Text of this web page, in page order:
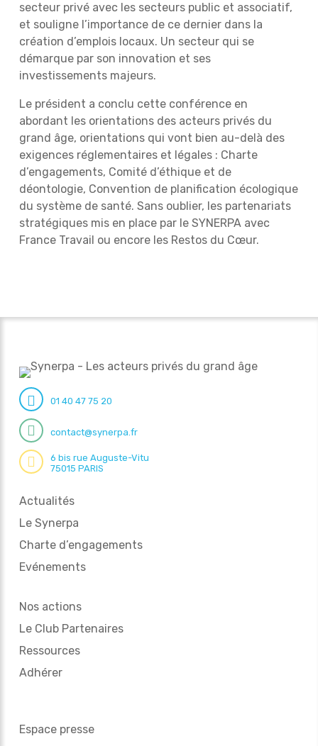
secteur privé avec les secteurs public et associatif,
et souligne l’importance de ce dernier dans la
création d’emplois locaux. Un secteur qui se
démarque par son innovation et ses
investissements majeurs.
Le président a conclu cette conférence en
abordant les orientations des acteurs privés du
grand âge, orientations qui vont bien au-delà des
exigences réglementaires et légales : Charte
d’engagements, Comité d’éthique et de
déontologie, Convention de planification écologique
du système de santé. Sans oublier, les partenariats
stratégiques mis en place par le SYNERPA avec
France Travail ou encore les Restos du Cœur.
01 40 47 75 20
contact@synerpa.fr
6 bis rue Auguste-Vitu
75015 PARIS
Actualités
Le Synerpa
Charte d’engagements
Evénements
Nos actions
Le Club Partenaires
Ressources
Adhérer
Espace presse